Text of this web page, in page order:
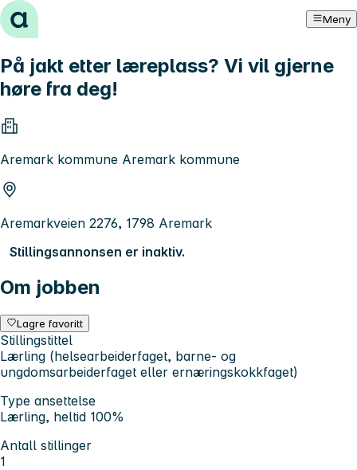
Hopp til innhold Meny
På jakt etter læreplass? Vi vil gjerne
høre fra deg!
Aremark kommune Aremark kommune
Aremarkveien 2276, 1798 Aremark
Stillingsannonsen er inaktiv.
Om jobben
Lagre favoritt
Stillingstittel
Lærling (helsearbeiderfaget, barne- og
ungdomsarbeiderfaget eller ernæringskokkfaget)
Type ansettelse
Lærling, heltid 100%
Antall stillinger
1